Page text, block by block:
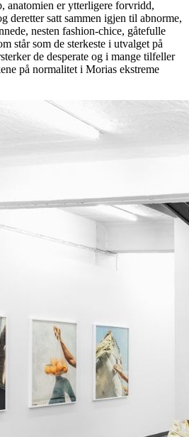
anatomien er ytterligere forvridd,
deretter satt sammen igjen til abnorme,
nesten fashion-chice, gåtefulle
står som de sterkeste i utvalget på
de desperate og i mange tilfeller
på normalitet i Morias ekstreme